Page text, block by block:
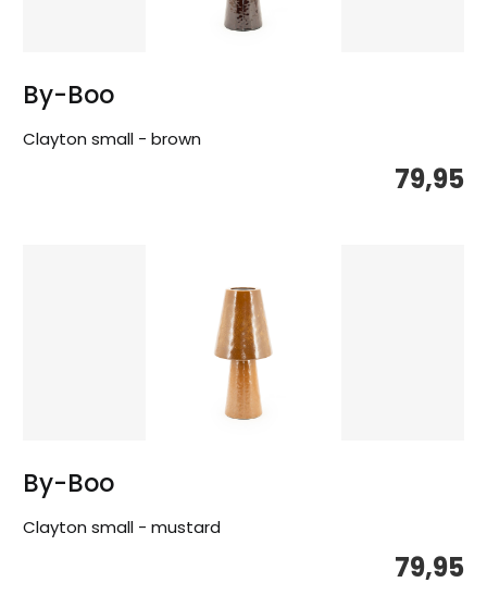
By-Boo
Clayton small - brown
79,95
By-Boo
Clayton small - mustard
79,95